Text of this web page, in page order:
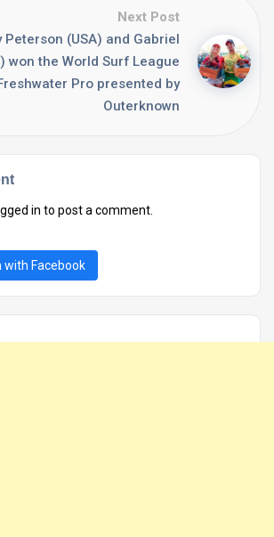
Next Post
Peterson (USA) and Gabriel
won the World Surf League
Pro presented by
Outerknown
in to post a comment.
with Facebook